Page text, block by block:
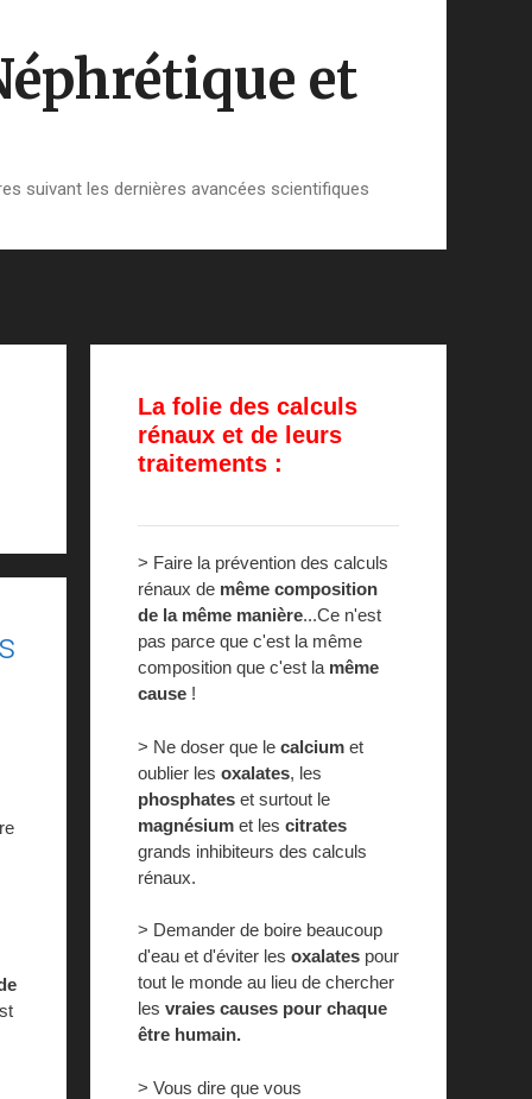
et
suivant les dernières avancées scientifiques
La folie des calculs
rénaux et de leurs
traitements :
> Faire la prévention des calculs
rénaux de même composition
de la même manière...Ce n'est
pas parce que c'est la même
composition que c'est la même
cause !
> Ne doser que le calcium et
oublier les oxalates, les
phosphates et surtout le
magnésium et les citrates
grands inhibiteurs des calculs
rénaux.
> Demander de boire beaucoup
d'eau et d'éviter les oxalates pour
tout le monde au lieu de chercher
les vraies causes pour chaque
être humain.
> Vous dire que vous